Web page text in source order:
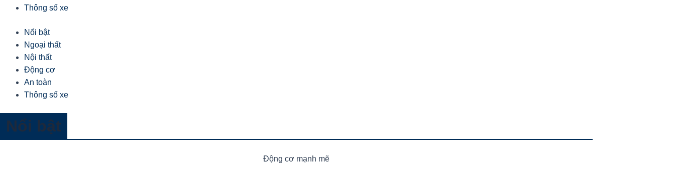
Thông số xe
Nổi bật
Ngoại thất
Nội thất
Động cơ
An toàn
Thông số xe
Nổi bật
Động cơ mạnh mẽ